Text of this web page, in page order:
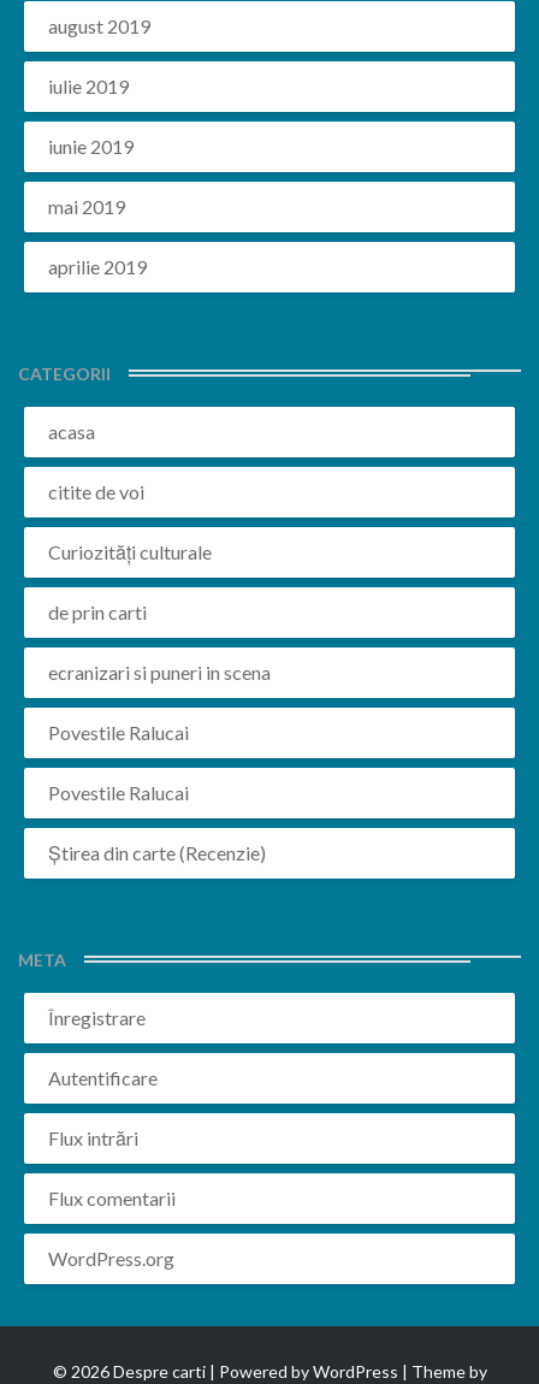
august 2019
iulie 2019
iunie 2019
mai 2019
aprilie 2019
CATEGORII
acasa
citite de voi
Curiozități culturale
de prin carti
ecranizari si puneri in scena
Povestile Ralucai
Povestile Ralucai
Știrea din carte (Recenzie)
META
Înregistrare
Autentificare
Flux intrări
Flux comentarii
WordPress.org
© 2026 Despre carti | Powered byWordPress | Theme by